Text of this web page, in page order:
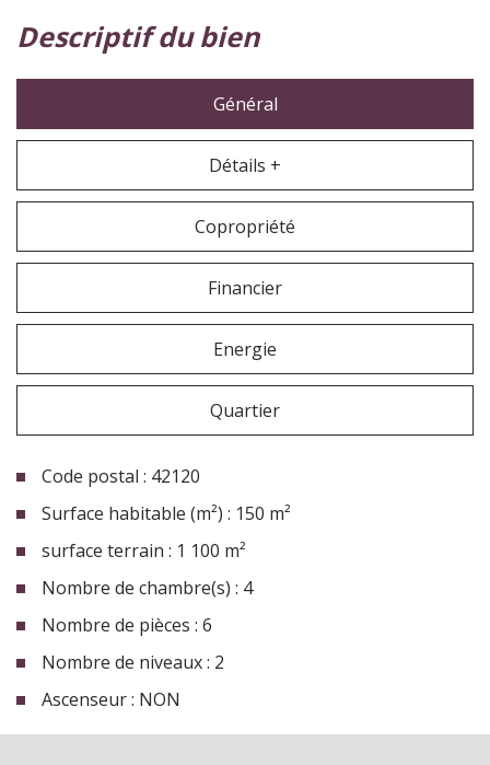
descriptif du bien
Général
Détails +
Copropriété
Financier
Energie
Quartier
Code postal : 42120
Surface habitable (m²) : 150 m²
surface terrain : 1 100 m²
Nombre de chambre(s) : 4
Nombre de pièces : 6
Nombre de niveaux : 2
Ascenseur : NON
la ville de commelle-vernay